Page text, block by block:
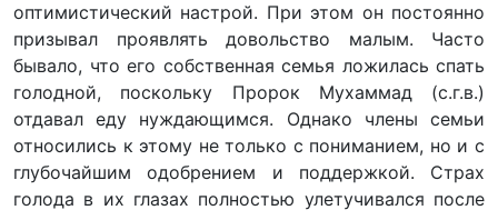
оптимистический настрой. При этом он постоянно
призывал проявлять довольство малым. Часто
бывало, что его собственная семья ложилась спать
голодной, поскольку Пророк Мухаммад (с.г.в.)
отдавал еду нуждающимся. Однако члены семьи
относились к этому не только с пониманием, но и с
глубочайшим одобрением и поддержкой. Страх
голода в их глазах полностью улетучивался после